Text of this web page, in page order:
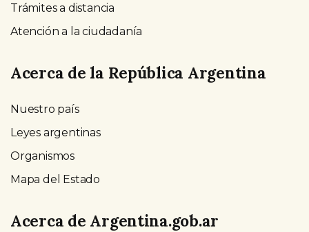
Trámites a distancia
Atención a la ciudadanía
Acerca de la República Argentina
Nuestro país
Leyes argentinas
Organismos
Mapa del Estado
Acerca de Argentina.gob.ar